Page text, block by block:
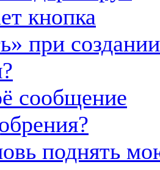
кнопка
при создании
сообщение
поднять